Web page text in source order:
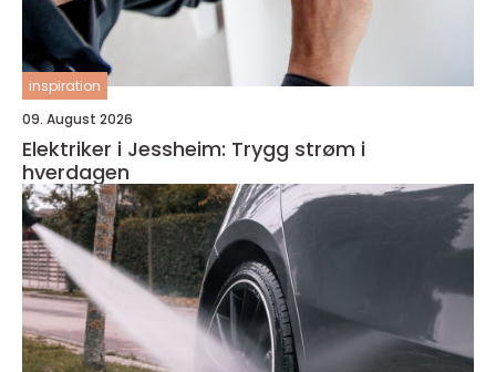
inspiration
09. August 2026
Elektriker i Jessheim: Trygg strøm i
hverdagen